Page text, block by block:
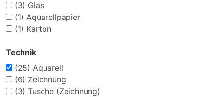
(3) Glas
(1) Aquarellpapier
(1) Karton
Technik
(25) Aquarell
(6) Zeichnung
(3) Tusche (Zeichnung)